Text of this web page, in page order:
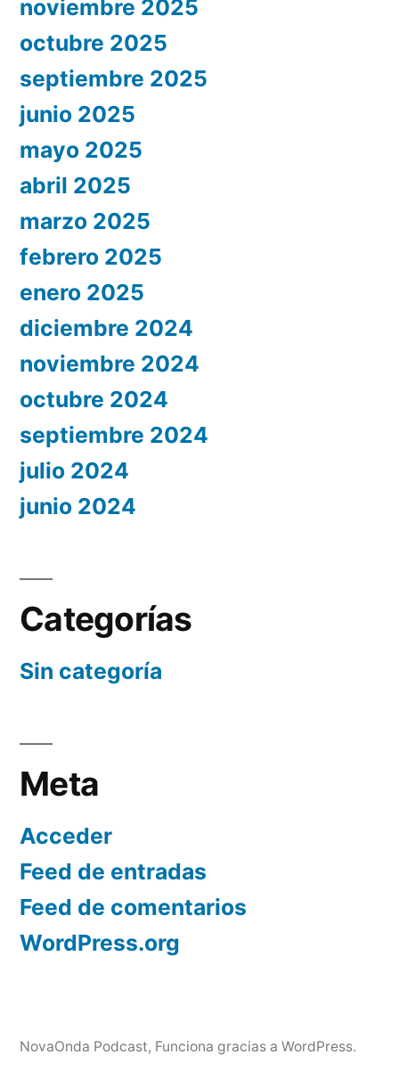
noviembre 2025
octubre 2025
septiembre 2025
junio 2025
mayo 2025
abril 2025
marzo 2025
febrero 2025
enero 2025
diciembre 2024
noviembre 2024
octubre 2024
septiembre 2024
julio 2024
junio 2024
Categorías
Sin categoría
Meta
Acceder
Feed de entradas
Feed de comentarios
WordPress.org
NovaOnda Podcast, Funciona gracias a WordPress.